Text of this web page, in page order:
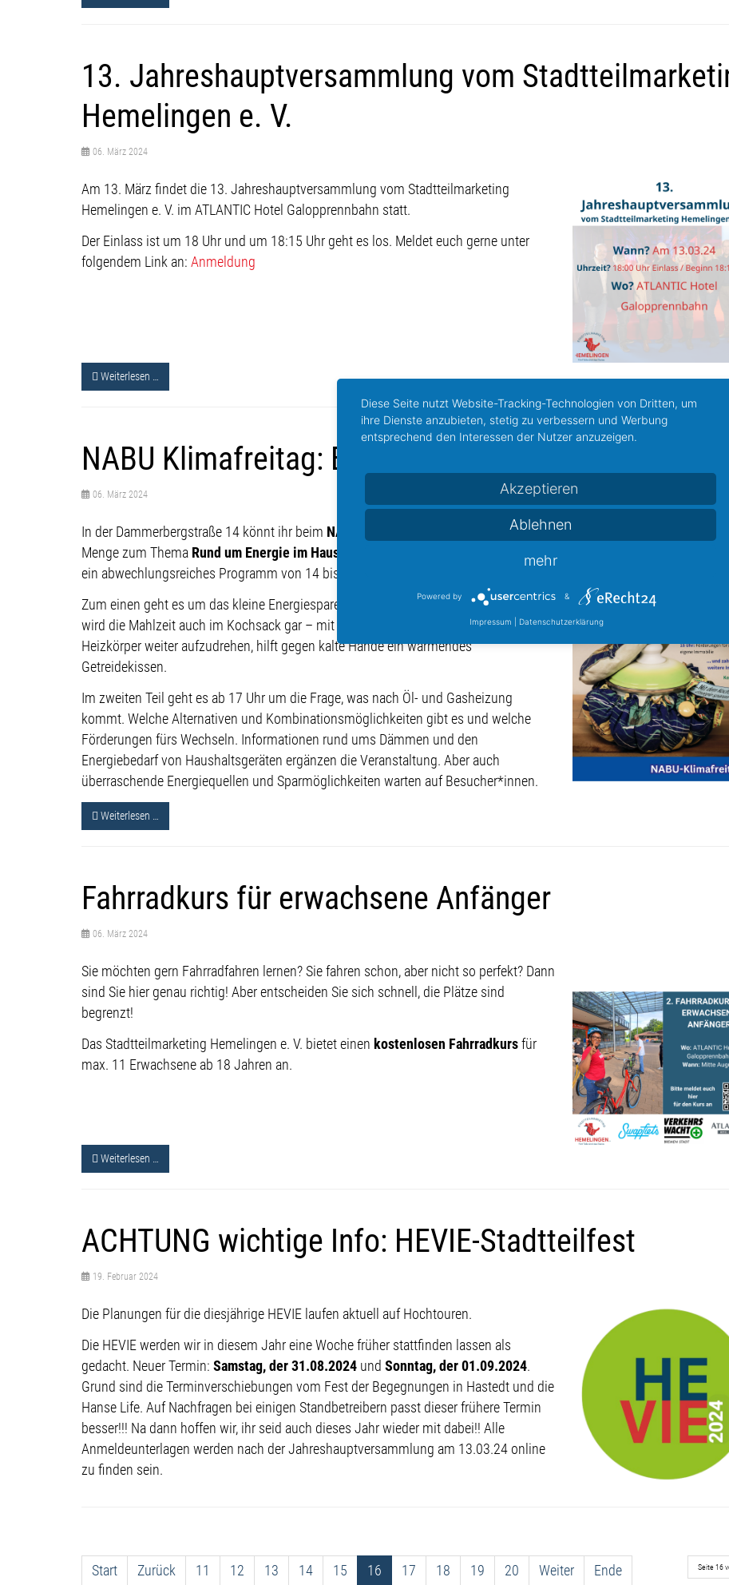
13. Jahreshauptversammlung vom
Hemelingen e. V.
Am 13. März findet die 13. Jahreshauptversammlung vom Stadtteilmarketing
Hemelingen e. V. im ATLANTIC Hotel Galopprennbahn statt.
Der Einlass ist um 18 Uhr und um 18:15 Uhr geht es los. Meldet euch gerne unter
folgendem Link an: Anmeldung
Weiterlesen …
NABU Klimafreitag: Energie
In der Dammerbergstraße 14 könnt ihr beim NABU Klimafreitag am 15. Märzeine
Menge zum Thema Rund um Energie im Haushalt
erfahren: Die Themen sorgen für
ein abwechlungsreiches Programm von 14 bis 19 Uhr.
Zum einen geht es um das kleine Energiesparen im Haushalt: Statt auf der Herdplatte
wird die Mahlzeit auch im Kochsack gar – mit viel weniger Energie. Statt den
Heizkörper weiter aufzudrehen, hilft gegen kalte Hände ein wärmendes
Getreidekissen.
Im zweiten Teil geht es ab 17 Uhr um die Frage, was nach Öl- und Gasheizung
kommt. Welche Alternativen und Kombinationsmöglichkeiten gibt es und welche
Förderungen fürs Wechseln. Informationen rund ums Dämmen und den
Energiebedarf von Haushaltsgeräten ergänzen die Veranstaltung. Aber auch
überraschende Energiequellen und Sparmöglichkeiten warten auf Besucher*innen.
Weiterlesen …
Fahrradkurs für erwachsene Anfänger
Sie möchten gern Fahrradfahren lernen? Sie fahren schon, aber nicht so perfekt? Dann
sind Sie hier genau richtig! Aber entscheiden Sie sich schnell, die Plätze sind
begrenzt!
Das Stadtteilmarketing Hemelingen e. V. bietet einen kostenlosen Fahrradkurs für
max. 11 Erwachsene ab 18 Jahren an.
Weiterlesen …
ACHTUNG wichtige Info: HEVIE-Stadtteilfest
Die Planungen für die diesjährige HEVIE laufen aktuell auf Hochtouren.
Die HEVIE werden wir in diesem Jahr eine Woche früher stattfinden lassen als
gedacht. Neuer Termin: Samstag, der 31.08.2024 und Sonntag, der 01.09.2024
Grund sind die Terminverschiebungen vom Fest der Begegnungen in Hastedt und die
Hanse Life. Auf Nachfragen bei einigen Standbetreibern passt dieser frühere Termin
besser!!! Na dann hoffen wir, ihr seid auch dieses Jahr wieder mit dabei!! Alle
Anmeldeunterlagen werden nach der Jahreshauptversammlung am 13.03.24 online
zu finden sein.
Start Zurück 11 12 13 14 15 16 17 18 19 20 Weiter Ende
Diese Seite nutzt Website-Tracking-Technologien von Dritten, um
ihre Dienste anzubieten, stetig zu verbessern und Werbung
entsprechend den Interessen der Nutzer anzuzeigen.
Akzeptieren
Ablehnen
mehr
Powered by &
Impressum Datenschutzerklärung